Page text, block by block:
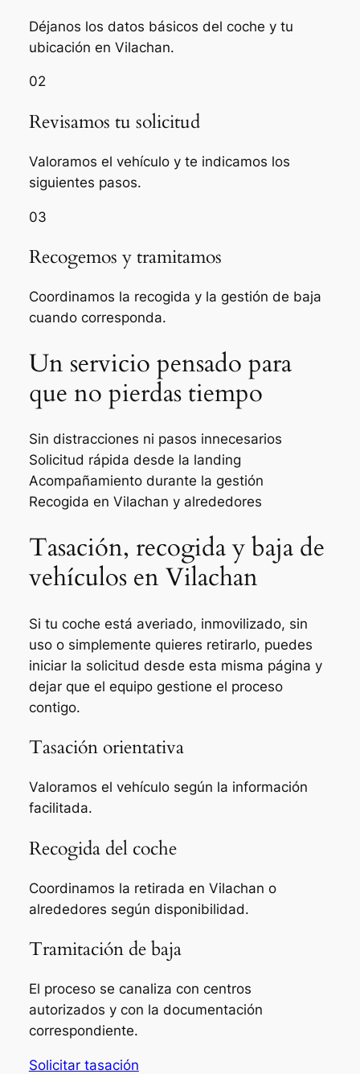
Déjanos los datos básicos del coche y tu
ubicación en Vilachan.
02
Revisamos tu solicitud
Valoramos el vehículo y te indicamos los
siguientes pasos.
03
Recogemos y tramitamos
Coordinamos la recogida y la gestión de baja
cuando corresponda.
Un servicio pensado para
que no pierdas tiempo
Sin distracciones ni pasos innecesarios
Solicitud rápida desde la landing
Acompañamiento durante la gestión
Recogida en Vilachan y alrededores
Tasación, recogida y baja de
vehículos en Vilachan
Si tu coche está averiado, inmovilizado, sin
uso o simplemente quieres retirarlo, puedes
iniciar la solicitud desde esta misma página y
dejar que el equipo gestione el proceso
contigo.
Tasación orientativa
Valoramos el vehículo según la información
facilitada.
Recogida del coche
Coordinamos la retirada en Vilachan o
alrededores según disponibilidad.
Tramitación de baja
El proceso se canaliza con centros
autorizados y con la documentación
correspondiente.
Solicitar tasación